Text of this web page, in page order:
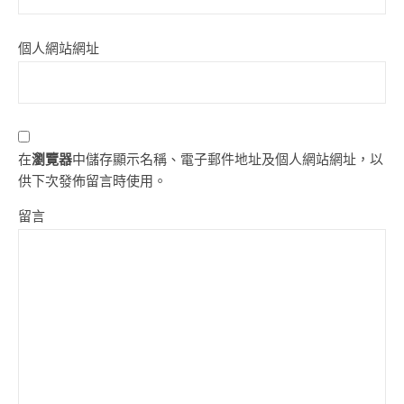
個人網站網址
在瀏覽器中儲存顯示名稱、電子郵件地址及個人網站網址，以
供下次發佈留言時使用。
留言